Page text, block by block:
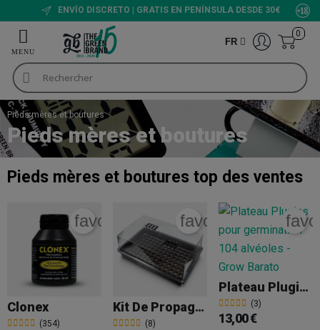
NOTE DE 9/10
FR
0
Pieds mères et boutures
Pieds mères et boutures
Pieds mères et boutures top des ventes
Clonex
(354)
favorite_border
Kit De Propagation + Plateau
(8)
favorite_border
Plateau Plugins 104 Alvéoles
(3)
13,00 €